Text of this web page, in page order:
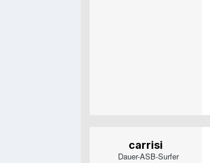
carrisi
Dauer-ASB-Surfer